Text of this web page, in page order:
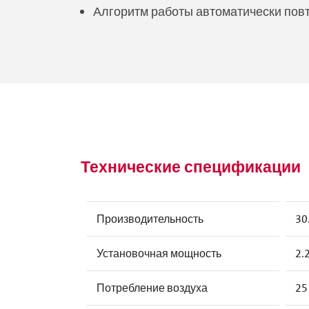
Алгоритм работы автоматически
Технические спецификации
Производительность
Установочная мощность
Потребление воздуха